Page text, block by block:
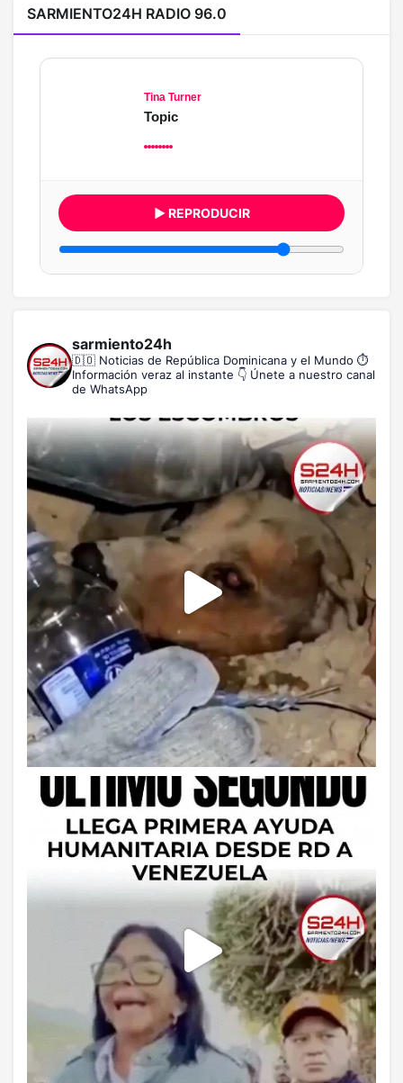
SARMIENTO24H RADIO 96.0
Tina Turner
Topic
▶ REPRODUCIR
sarmiento24h
🇩🇴 Noticias de República Dominicana y el Mundo ⏱️
Información veraz al instante 👇 Únete a nuestro canal
de WhatsApp